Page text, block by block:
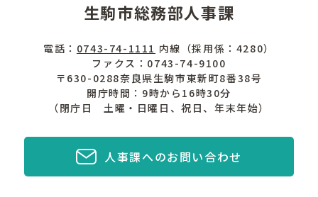
生駒市総務部人事課
電話： 0743-74-1111 内線（採用係：4280）
ファクス：0743-74-9100
〒630-0288奈良県生駒市東新町8番38号
開庁時間：9時から16時30分
（閉庁日 土曜・日曜日、祝日、年末年始）
人事課へのお問い合わせ